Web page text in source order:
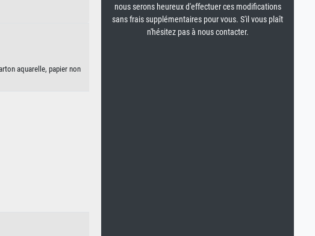
aquarelle, papier non
nous serons heureux d'effectuer ces modifications
sans frais supplémentaires pour vous. S'il vous plaît
n'hésitez pas à nous contacter.